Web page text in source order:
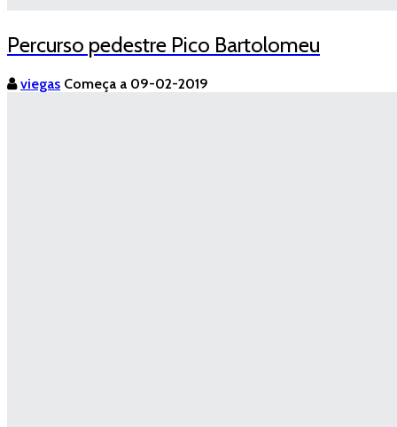
Percurso pedestre Pico Bartolomeu
viegas Começa a 09-02-2019